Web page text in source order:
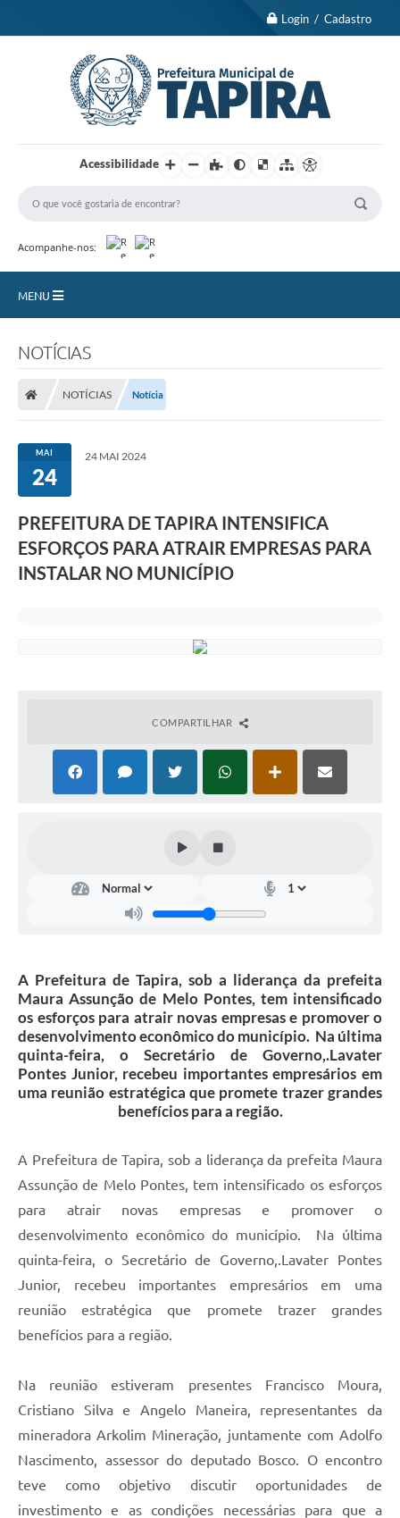
Login / Cadastro
Acessibilidade
Acompanhe-nos:
MENU
Conselhos Municipais
Portal Leis Municipais
Contas Públicas
Cultura e Patrimônio
A Prefeitura
Agenda
RH Meu Holerite
Mananciais Tapirenses
Carta de Serviços
Contato
NOTÍCIAS
NOTÍCIAS Notícia
MAI
24
24 MAI 2024
PREFEITURA DE TAPIRA INTENSIFICA
ESFORÇOS PARA ATRAIR EMPRESAS PARA
INSTALAR NO MUNICÍPIO
COMPARTILHAR
A Prefeitura de Tapira, sob a liderança da prefeita
Maura Assunção de Melo Pontes, tem intensificado
os esforços para atrair novas empresas e promover o
desenvolvimento econômico do município. Na última
quinta-feira, o Secretário de Governo,.Lavater
Pontes Junior, recebeu importantes empresários em
uma reunião estratégica que promete trazer grandes
benefícios para a região.
A Prefeitura de Tapira, sob a liderança da prefeita Maura
Assunção de Melo Pontes, tem intensificado os esforços
para atrair novas empresas e promover o
desenvolvimento econômico do município. Na última
quinta-feira, o Secretário de Governo,.Lavater Pontes
Junior, recebeu importantes empresários em uma
reunião estratégica que promete trazer grandes
benefícios para a região.
Na reunião estiveram presentes Francisco Moura,
Cristiano Silva e Angelo Maneira, representantes da
mineradora Arkolim Mineração, juntamente com Adolfo
Nascimento, assessor do deputado Bosco. O encontro
teve como objetivo discutir oportunidades de
investimento e as condições necessárias para que a